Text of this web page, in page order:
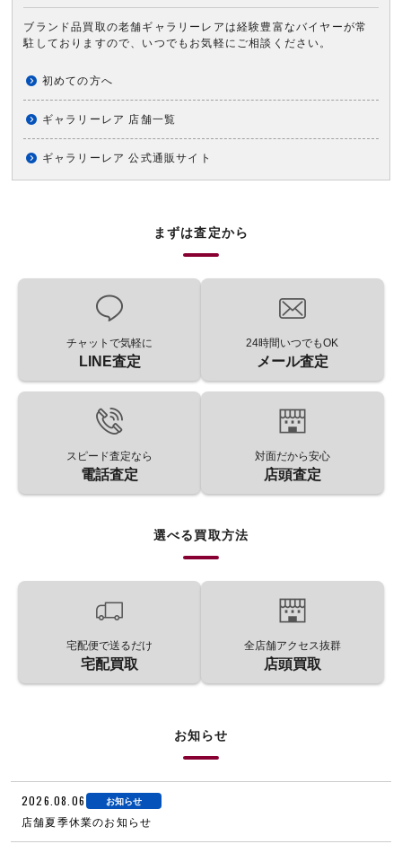
ブランド品買取の老舗ギャラリーレアは経験豊富なバイヤーが常
駐しておりますので、いつでもお気軽にご相談ください。
初めての方へ
ギャラリーレア 店舗一覧
ギャラリーレア 公式通販サイト
まずは査定から
チャットで気軽に
LINE査定
24時間いつでもOK
メール査定
スピード査定なら
電話査定
対面だから安心
店頭査定
選べる買取方法
宅配便で送るだけ
宅配買取
全店舗アクセス抜群
店頭買取
お知らせ
2026.08.06 お知らせ
店舗夏季休業のお知らせ